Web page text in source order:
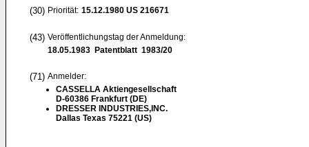
(30) Priorität: 15.12.1980 US 216671
(43) Veröffentlichungstag der Anmeldung:
18.05.1983 Patentblatt 1983/20
(71) Anmelder:
CASSELLA Aktiengesellschaft
D-60386 Frankfurt (DE)
DRESSER INDUSTRIES,INC.
Dallas Texas 75221 (US)